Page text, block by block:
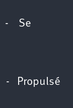
- Se
- Propulsé